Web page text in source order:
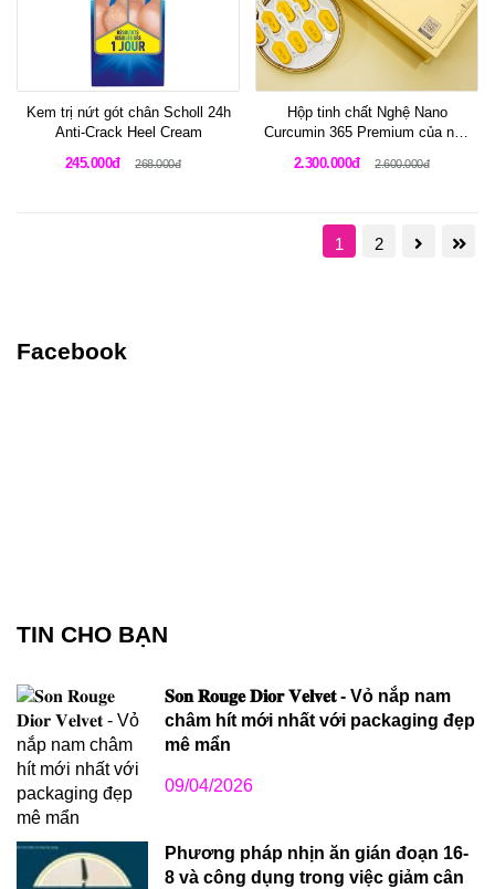
Kem trị nứt gót chân Scholl 24h
Anti-Crack Heel Cream
245.000đ
268.000đ
Hộp tinh chất Nghệ Nano
Curcumin 365 Premium của nhà
2.300.000đ 2.600.000đ
1 2
Facebook
TIN CHO BẠN
𝐒𝐨𝐧 𝐑𝐨𝐮𝐠𝐞 𝐃𝐢𝐨𝐫 𝐕𝐞𝐥𝐯𝐞𝐭 - Vỏ nắp nam
châm hít mới nhất với packaging đẹp
mê mẩn
09/04/2026
Phương pháp nhịn ăn gián đoạn 16-
8 và công dụng trong việc giảm cân